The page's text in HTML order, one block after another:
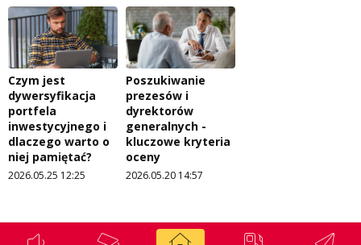
Czym jest
dywersyfikacja
portfela
inwestycyjnego i
dlaczego warto o
niej pamiętać?
2026.05.25 12:25
Poszukiwanie
prezesów i
dyrektorów
generalnych -
kluczowe kryteria
oceny
2026.05.20 14:57